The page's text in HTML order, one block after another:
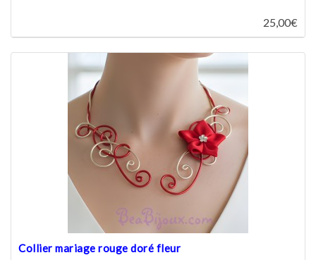
25,00€
Collier mariage rouge doré fleur